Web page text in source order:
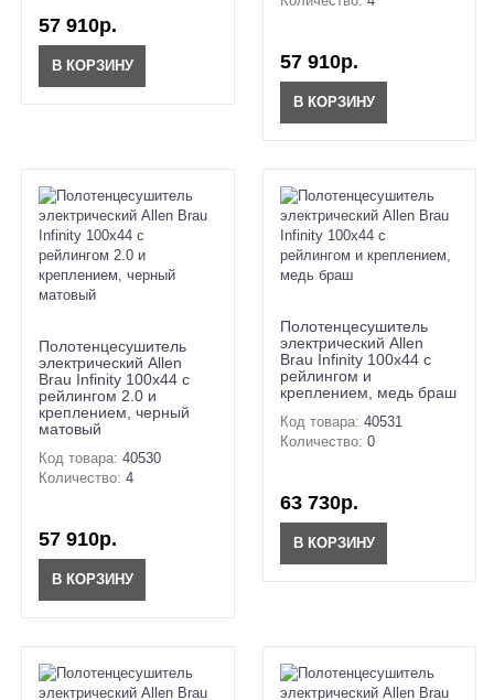
57 910р.
В КОРЗИНУ 57 910р.
В КОРЗИНУ
Полотенцесушитель
электрический Allen
Brau Infinity 100x44 с
рейлингом 2.0 и
креплением, черный
матовый
Код товара: 40530
Количество: 4
57 910р.
В КОРЗИНУ
Полотенцесушитель
электрический Allen
Brau Infinity 100x44 с
рейлингом и
креплением, медь браш
Код товара: 40531
Количество: 0
63 730р.
В КОРЗИНУ